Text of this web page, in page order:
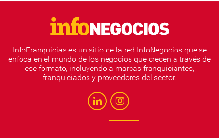
InfoFranquicias es un sitio de la red InfoNegocios que se
enfoca en el mundo de los negocios que crecen a través de
ese formato, incluyendo a marcas franquiciantes,
franquiciados y proveedores del sector.